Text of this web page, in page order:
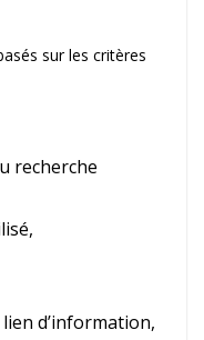
sur les critères
recherche
d’information,